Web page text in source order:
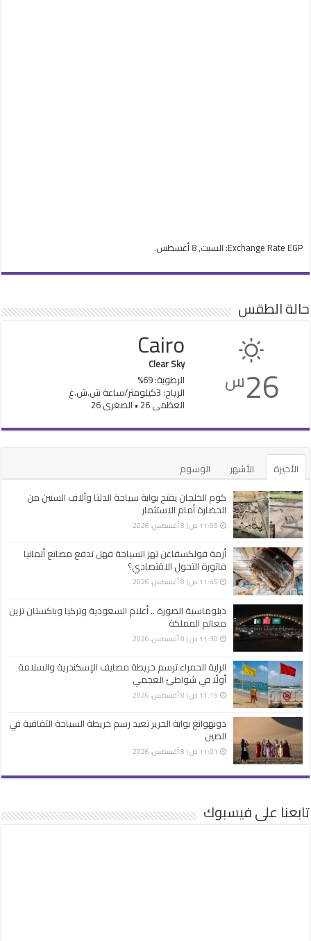
Exchange Rate EGP : السبت, 8 أغسطس.
حالة الطقس
26س
Cairo
Clear Sky
الرطوبة: 69%
الرياح: 3كيلومتر/ساعة ش.ش.غ
العظمى 26 • الصغرى 26
الأخيرة الأشهر
الوسوم
كوم الخلجان يفتح بوابة سياحة الدلتا وآلاف السنين من
الحضارة أمام الاستثمار
11:55 ص | 8 أغسطس، 2026
أزمة فولكسفاغن تهز السياحة فهل تدفع مصانع ألمانيا
فاتورة التحول الاقتصادي؟
11:45 ص | 8 أغسطس، 2026
دبلوماسية الصورة .. أعلام السعودية وتركيا وباكستان تزين
معالم المملكة
11:30 ص | 8 أغسطس، 2026
الراية الحمراء ترسم خريطة مصايف الإسكندرية والسلامة
أولًا في شواطئ العجمي
11:15 ص | 8 أغسطس، 2026
دونهوانغ بوابة الحرير تعيد رسم خريطة السياحة الثقافية في
الصين
11:01 ص | 8 أغسطس، 2026
تابعنا على فيسبوك